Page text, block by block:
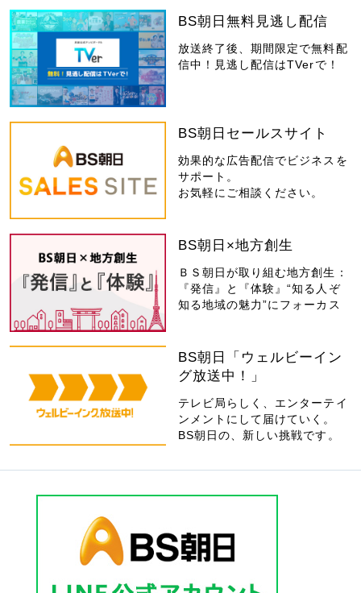
BS朝日無料見逃し配信
放送終了後、期間限定で無料配
信中！見逃し配信はTVerで！
BS朝日セールスサイト
効果的な広告配信でビジネスを
サポート。
お気軽にご相談ください。
BS朝日×地方創生
ＢＳ朝日が取り組む地方創生：
『発信』と『体験』“知る人ぞ
知る地域の魅力”にフォーカス
BS朝日「ウェルビーイン
グ放送中！」
テレビ局らしく、エンターテイ
ンメントにして届けていく。
BS朝日の、新しい挑戦です。